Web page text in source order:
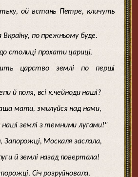
ой встань Петре, кличуть
Вкраїну, по прежньому буде.
столиці прохати цариці,
царство землі по перші
й поля, всі к.чейноди наші?
мати, змилуйся над нами,
землі з темними лугами!"
Москаля заслала,
й землі назад повертала!
Січ розруйновала,